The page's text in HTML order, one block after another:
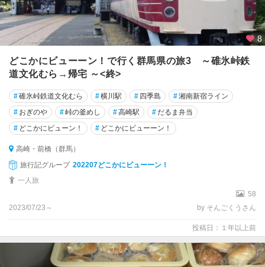
8
どこかにビューーン！で行く群馬県の旅3 ～碓氷峠鉄
道文化むら→帰宅 ～<終>
#碓氷峠鉄道文化むら #横川駅 # 四季島 #湘南新宿ライン
# おぎのや #峠の釜めし #高崎駅 #だるま弁当
# どこかにビューン！ # どこかにビューーン！
高崎・前橋（群馬）
旅行記グループ 202207どこかにビューーン！
一人旅
58
2023/07/23～
by そんごくうさん
投稿日：１年以上前